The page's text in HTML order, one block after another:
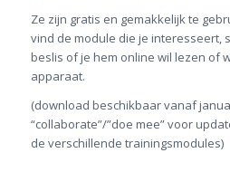
Ze zijn gratis en gemakkelijk te
vind de module die je interesseert,
beslis of je hem online wil lezen of
apparaat.
(download beschikbaar vanaf
“collaborate”/”doe mee” voor
de verschillende trainingsmodules)